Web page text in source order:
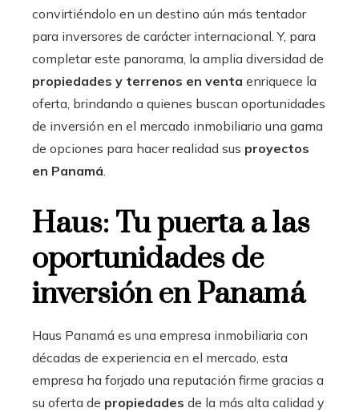
convirtiéndolo en un destino aún más tentador
para inversores de carácter internacional. Y, para
completar este panorama, la amplia diversidad de
propiedades y terrenos en venta enriquece la
oferta, brindando a quienes buscan oportunidades
de inversión en el mercado inmobiliario una gama
de opciones para hacer realidad sus proyectos
en Panamá
Haus: Tu puerta a las
oportunidades de
inversión en Panamá
Haus Panamá es una empresa inmobiliaria con
décadas de experiencia en el mercado, esta
empresa ha forjado una reputación firme gracias a
su oferta de propiedades de la más alta calidad y